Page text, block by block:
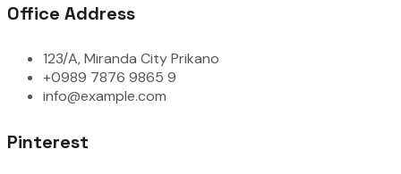
Office Address
123/A, Miranda City Prikano
+0989 7876 9865 9
info@example.com
Pinterest